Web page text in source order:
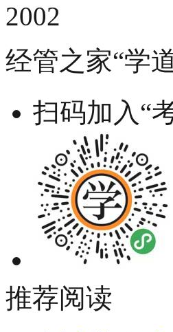
2002
经管之家“学
扫码加入“
推荐阅读